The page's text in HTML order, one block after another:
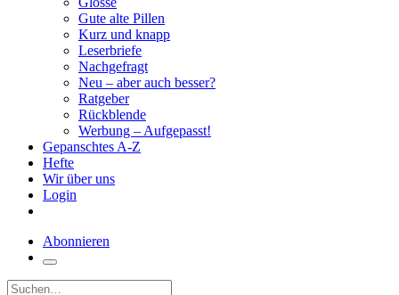
Gute alte Pillen
Kurz und knapp
Leserbriefe
Nachgefragt
Neu – aber auch besser?
Ratgeber
Rückblende
Werbung – Aufgepasst!
Gepanschtes A-Z
Hefte
Wir über uns
Login
Abonnieren
Suche: